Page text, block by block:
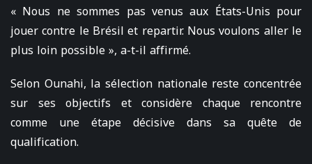
« Nous ne sommes pas venus aux États-Unis pour
jouer contre le Brésil et repartir. Nous voulons aller le
plus loin possible », a-t-il affirmé.
Selon Ounahi, la sélection nationale reste concentrée
sur ses objectifs et considère chaque rencontre
comme une étape décisive dans sa quête de
qualification.